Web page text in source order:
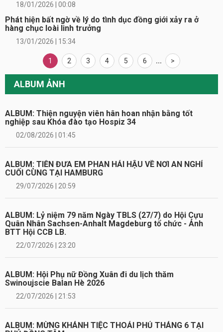
18/01/2026 | 00:08
Phát hiện bất ngờ về lý do tình dục đồng giới xảy ra ở
hàng chục loài linh trưởng
13/01/2026 | 15:34
1 2 3 4 5 6 ... >
ALBUM ẢNH
ALBUM: Thiện nguyện viên hân hoan nhận bằng tốt
nghiệp sau Khóa đào tạo Hospiz 34
02/08/2026 | 01:45
ALBUM: TIỄN ĐƯA EM PHAN HẢI HẬU VỀ NƠI AN NGHỈ
CUỐI CÙNG TẠI HAMBURG
29/07/2026 | 20:59
ALBUM: Lỷ niệm 79 năm Ngày TBLS (27/7) do Hội Cựu
Quân Nhân Sachsen-Anhalt Magdeburg tổ chức - Ảnh
BTT Hội CCB LB.
22/07/2026 | 23:20
ALBUM: Hội Phụ nữ Đồng Xuân đi du lịch thăm
Swinoujscie Balan Hè 2026
22/07/2026 | 21:53
ALBUM: MỪNG KHÁNH TIỆC THOẢI PHỦ THÁNG 6 TẠI